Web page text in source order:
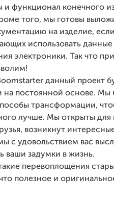
и функционал конечного
того, мы готовы
на изделие,
использовать данные
электроники. Так что
данный проект
на постоянной основе. Мы
трансформации,
лучше. Мы открыты для
возникнут
с удовольствием вас
ваши задумки в жизнь.
перевоплощения
полезное и